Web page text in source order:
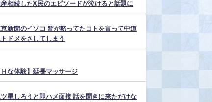
産相続したX民のエピソードが泣けると話題に
京新聞のイソコ 皆が黙ってたコトを言って中道
トドメをさしてしまう
Ｈな体験】延長マッサージ
ツ星しろうと即ハメ面接 話を聞きに来ただけな